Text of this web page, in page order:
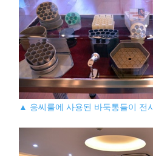
▲ 응씨룰에 사용된 바둑통들이 전